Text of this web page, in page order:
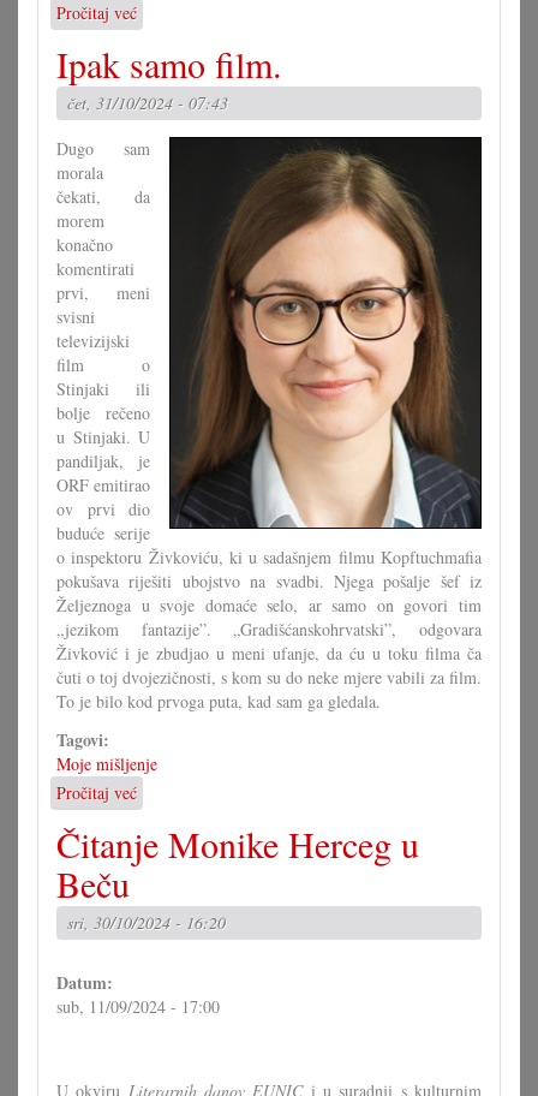
Pročitaj već
1.
Dan
masline
u
Koljnofu
Ipak samo film.
čet, 31/10/2024 - 07:43
Dugo sam
morala
čekati, da
morem
konačno
komentirati
prvi, meni
svisni
televizijski
film o
Stinjaki ili
bolje rečeno
u Stinjaki. U
pandiljak, je
ORF emitirao
ov prvi dio
buduće serije
o inspektoru Živkoviću, ki u sadašnjem filmu Kopftuchmafia
pokušava riješiti ubojstvo na svadbi. Njega pošalje šef iz
Željeznoga u svoje domaće selo, ar samo on govori tim
„jezikom fantazije”. „Gradišćanskohrvatski”, odgovara
Živković i je zbudjao u meni ufanje, da ću u toku filma ča
čuti o toj dvojezičnosti, s kom su do neke mjere vabili za film.
To je bilo kod prvoga puta, kad sam ga gledala.
Tagovi:
Moje mišljenje
Pročitaj već
Ipak
samo
film.
Čitanje Monike Herceg u
Beču
sri, 30/10/2024 - 16:20
Datum:
sub, 11/09/2024 - 17:00
U okviru Literarnih danov EUNICi u suradnji s kulturnim